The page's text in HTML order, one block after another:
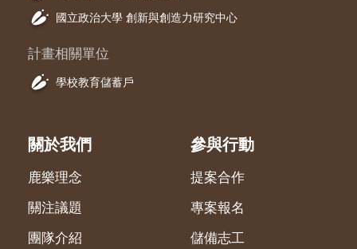
國立政治大學 創新與創造力研究中心
計畫相關單位
學校教育儲蓄戶
關於我們
鹿樂理念
關注議題
團隊介紹
參與行動
提案合作
專案報名
儲備志工